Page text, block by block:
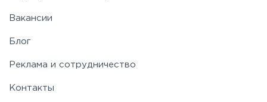
Щелковское
Вакансии
Блог
Реклама и сотрудничество
Контакты